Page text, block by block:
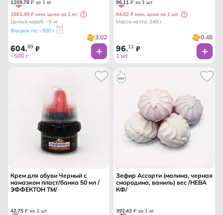
1209.78 ₽ за 1 кг
1061.48 ₽ мин. цена за 1 кг
Целый короб: ~5 кг
Фасуем по: ~500 г
3.02
604.89 ₽
~500 г
96.11 ₽ за 1 шт
84.82 ₽ мин. цена за 1 шт
Масса нетто: 240 г
0.48
96.11 ₽
1 шт
Крем для обуви Черный с
намазком пласт/банка 50 мл /
ЭФФЕКТОН ТМ/
42.75 ₽ за 1 шт
Зефир Ассорти (малина, черная
смородина, ваниль) вес /НЕВА
КФ/
392.43 ₽ за 1 кг